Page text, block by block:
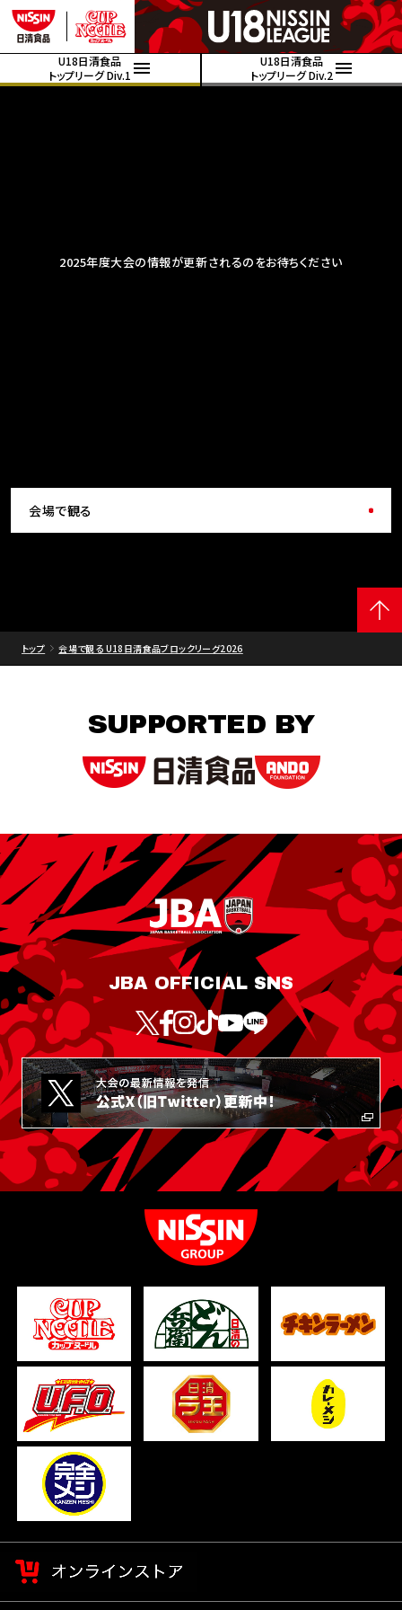
U18日清食品
トップリーグ Div.1
U18日清食品
トップリーグ Div.2
2025年度大会の情報が更新されるのをお待ちください
会場で観る
トップ 会場で観る U18日清食品ブロックリーグ2026
SUPPORTED BY
JBA OFFICIAL SNS